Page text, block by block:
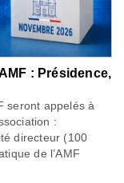
: Présidence,
seront appelés à
:
directeur (100
de l’AMF